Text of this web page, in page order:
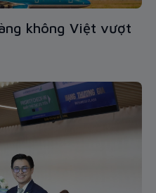
không Việt vượt